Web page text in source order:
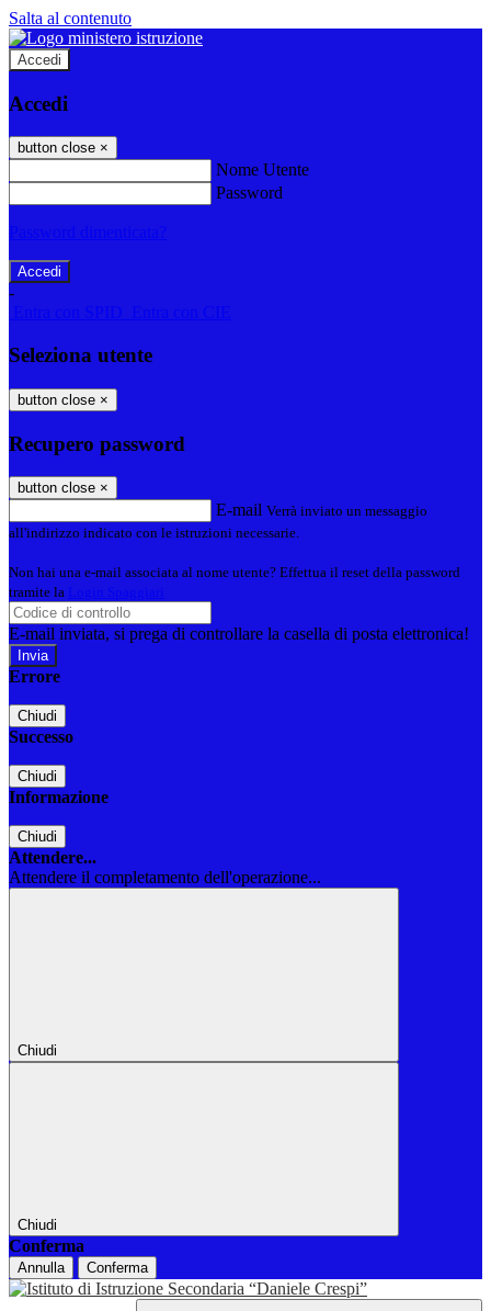
Salta al contenuto
Accedi
Accedi
button close ×
Nome Utente
Password
-
Seleziona utente
button close ×
Recupero password
button close ×
E-mail Verrà inviato un messaggio
all'indirizzo indicato con le istruzioni necessarie.
Non hai una e-mail associata al nome utente? Effettua il reset della password
tramite la
E-mail inviata, si prega di controllare la casella di posta elettronica!
Errore
Chiudi
Successo
Chiudi
Informazione
Chiudi
Attendere...
Attendere il completamento dell'operazione...
Chiudi
Chiudi
Conferma
Annulla Conferma